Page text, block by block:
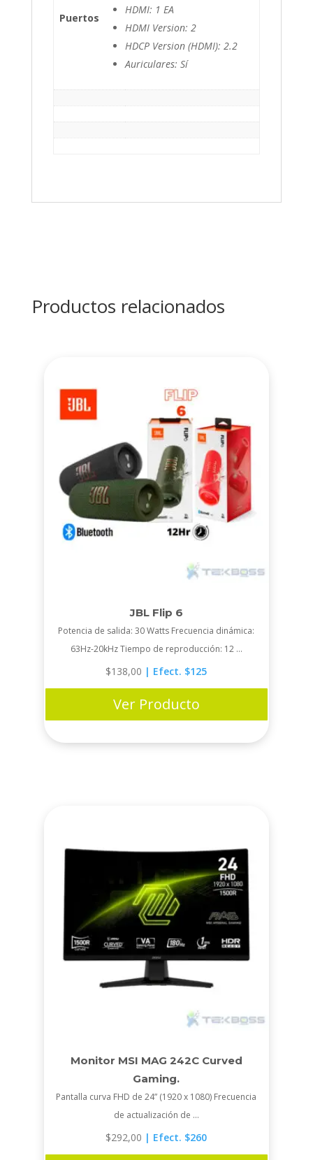
Puertos
HDMI: 1 EA
HDMI Version: 2
HDCP Version (HDMI): 2.2
Auriculares: Sí
Productos relacionados
JBL Flip 6
Potencia de salida: 30 Watts Frecuencia dinámica:
63Hz-20kHz Tiempo de reproducción: 12 ...
$138,00 | Efect. $125
Ver Producto
Monitor MSI MAG 242C Curved
Gaming.
Pantalla curva FHD de 24” (1920 x 1080) Frecuencia
de actualización de ...
$292,00 | Efect. $260